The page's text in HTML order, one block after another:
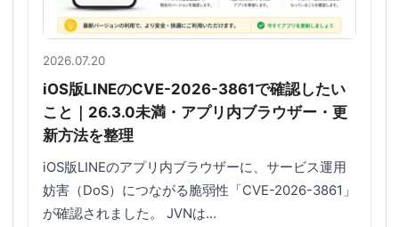
2026.07.20
iOS版LINEのCVE-2026-3861で確認したい
こと｜26.3.0未満・アプリ内ブラウザー・更
新方法を整理
iOS版LINEのアプリ内ブラウザーに、サービス運用
妨害（DoS）につながる脆弱性「CVE-2026-3861」
が確認されました。 JVNは…